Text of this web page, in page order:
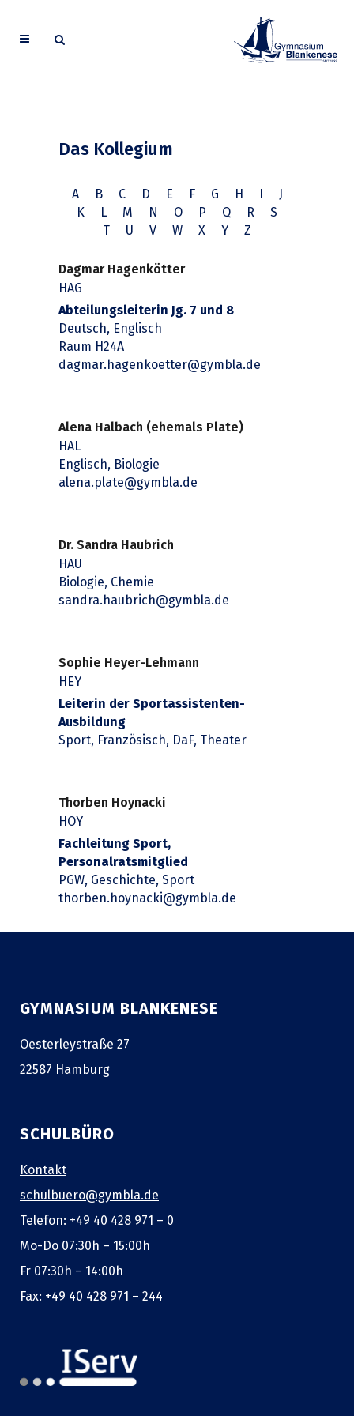
Das Kollegium
A B C D E F G H I
J
K
L M N O P Q R
S
T
U V W X Y Z
Dagmar Hagenkötter
HAG
Abteilungsleiterin Jg. 7 und 8
Deutsch, Englisch
Raum H24A
dagmar.hagenkoetter@gymbla.de
Alena Halbach (ehemals Plate)
HAL
Englisch, Biologie
alena.plate@gymbla.de
Dr. Sandra Haubrich
HAU
Biologie, Chemie
sandra.haubrich@gymbla.de
Sophie Heyer-Lehmann
HEY
Leiterin der Sportassistenten-
Ausbildung
Sport, Französisch, DaF, Theater
Thorben Hoynacki
HOY
Fachleitung Sport,
Personalratsmitglied
PGW, Geschichte, Sport
thorben.hoynacki@gymbla.de
GYMNASIUM BLANKENESE
Oesterleystraße 27
22587 Hamburg
SCHULBÜRO
Kontakt
schulbuero@gymbla.de
Telefon: +49 40 428 971 – 0
Mo-Do 07:30h – 15:00h
Fr 07:30h – 14:00h
Fax: +49 40 428 971 – 244